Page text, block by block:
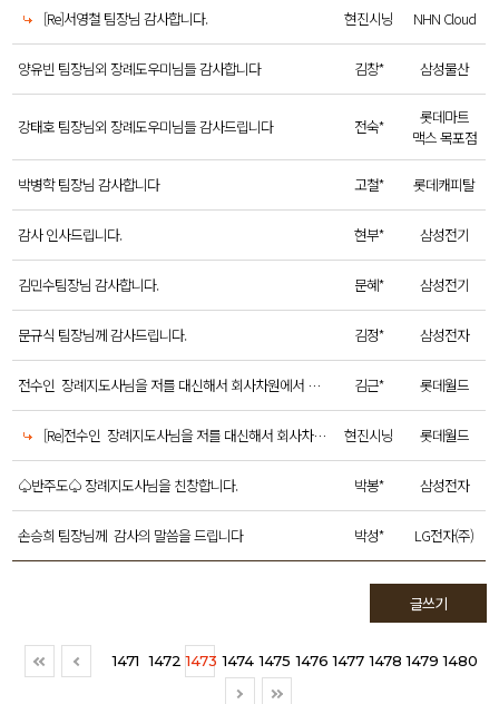
[Re]서영철 팀장님 감사합니다. 현진시닝 NHN Cloud
양유빈 팀장님외 장례도우미님들 감사합니다 김창* 삼성물산
강태호 팀장님외 장례도우미님들 감사드립니다 전숙*
롯데마트
맥스 목포점
박병학 팀장님 감사합니다 고철* 롯데캐피탈
감사 인사드립니다. 현부* 삼성전기
김민수팀장님 감사합니다. 문혜* 삼성전기
문규식 팀장님께 감사드립니다. 김정* 삼성전자
전수인 장례지도사님을 저를 대신해서 회사차원에서 칭찬해 주십시오 김근* 롯데월드
[Re]전수인 장례지도사님을 저를 대신해서 회사차원에서 칭찬해 주십시오 현진시닝 롯데월드
♤반주도♤ 장례지도사님을 친창합니다. 박봉* 삼성전자
손승희 팀장님께 감사의 말씀을 드립니다 박성* LG전자(주)
글쓰기
1471 1472 1473 1474 1475 1476 1477 1478 1479 1480